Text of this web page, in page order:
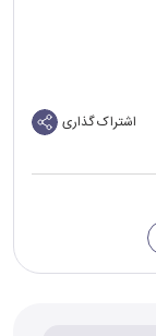
اشتراک گذاری